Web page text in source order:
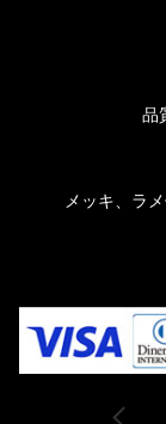
品
メッキ、ラ